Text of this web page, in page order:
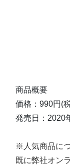
商品概要
価格：990円(
発売日：2020
※人気商品に
既に弊社オン